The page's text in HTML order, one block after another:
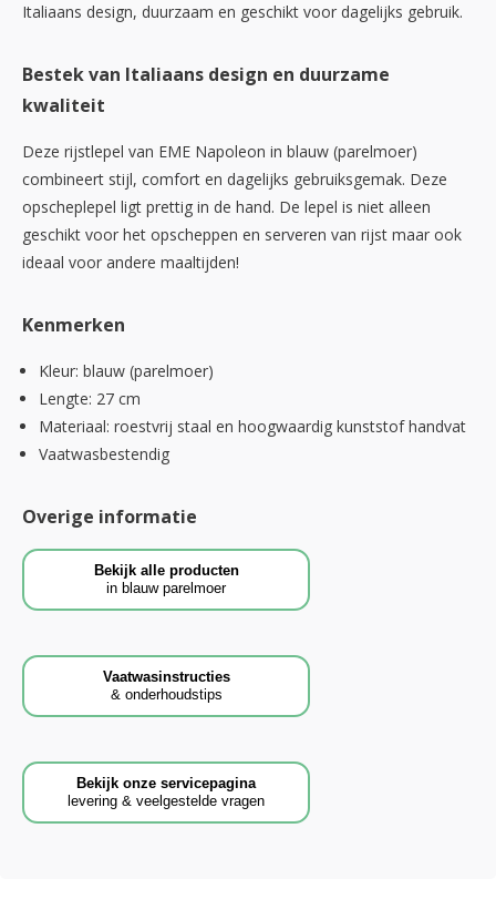
Italiaans design, duurzaam en geschikt voor dagelijks gebruik.
Bestek van Italiaans design en duurzame
kwaliteit
Deze rijstlepel van EME Napoleon in blauw (parelmoer)
combineert stijl, comfort en dagelijks gebruiksgemak. Deze
opscheplepel ligt prettig in de hand. De lepel is niet alleen
geschikt voor het opscheppen en serveren van rijst maar ook
ideaal voor andere maaltijden!
Kenmerken
Kleur: blauw (parelmoer)
Lengte: 27 cm
Materiaal: roestvrij staal en hoogwaardig kunststof handvat
Vaatwasbestendig
Overige informatie
Bekijk alle producten
in blauw parelmoer
Vaatwasinstructies
& onderhoudstips
Bekijk onze servicepagina
levering & veelgestelde vragen